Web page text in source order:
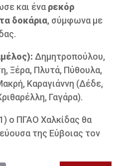
και έναρεκόρ
δοκάρια, σύμφωνα με
Δημητροπούλου,
Ξέρα, Πλυτά, Πύθουλα,
Καραγιάννη (Δέδε,
Γαγάρα).
ο ΠΓΑΟ Χαλκίδας θα
της Εύβοιας τον